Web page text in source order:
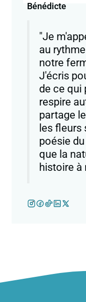
Bénédicte
"Je
au
notre
J'écris
de ce qui
respire
partage
les fleurs
poésie
que la
histoire à